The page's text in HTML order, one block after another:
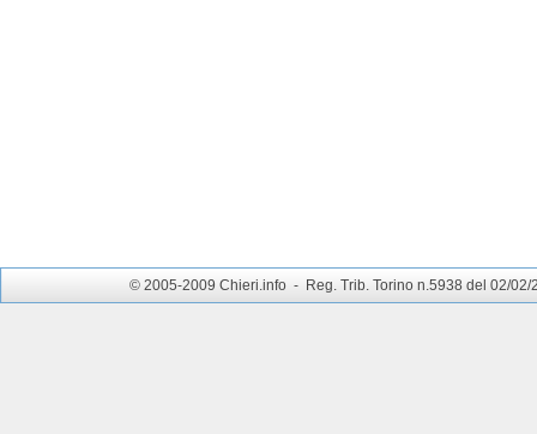
© 2005-2009 Chieri.info - Reg. Trib. Torino n.5938 del 02/02/